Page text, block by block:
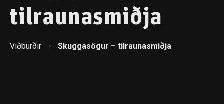
tilraunasmiðja
Viðburðir Skuggasögur – tilraunasmiðja